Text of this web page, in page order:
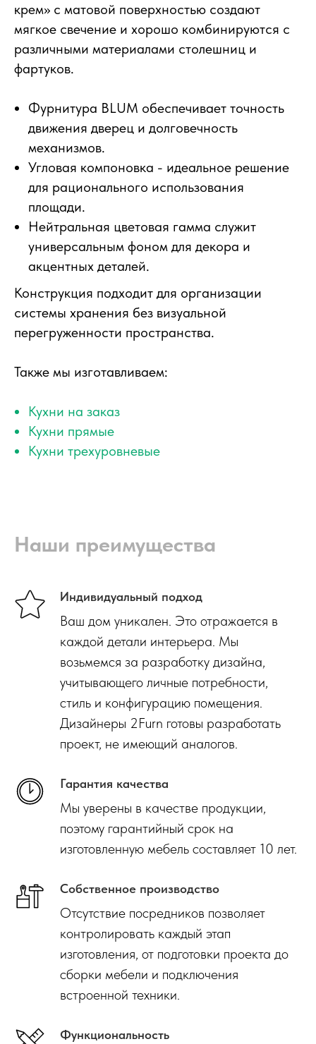
крем» с матовой поверхностью создают
мягкое свечение и хорошо комбинируются с
различными материалами столешниц и
фартуков.
Фурнитура BLUM обеспечивает точность
движения дверец и долговечность
механизмов.
Угловая компоновка - идеальное решение
для рационального использования
площади.
Нейтральная цветовая гамма служит
универсальным фоном для декора и
акцентных деталей.
Конструкция подходит для организации
системы хранения без визуальной
перегруженности пространства.
Также мы изготавливаем:
Кухни на заказ
Кухни прямые
Кухни трехуровневые
Наши преимущества
Индивидуальный подход
Ваш дом уникален. Это отражается в
каждой детали интерьера. Мы
возьмемся за разработку дизайна,
учитывающего личные потребности,
стиль и конфигурацию помещения.
Дизайнеры 2Furn готовы разработать
проект, не имеющий аналогов.
Гарантия качества
Мы уверены в качестве продукции,
поэтому гарантийный срок на
изготовленную мебель составляет 10 лет.
Собственное производство
Отсутствие посредников позволяет
контролировать каждый этап
изготовления, от подготовки проекта до
сборки мебели и подключения
встроенной техники.
Функциональность